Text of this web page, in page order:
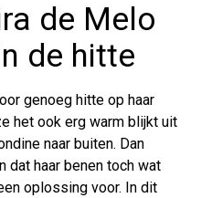
de Melo
de hitte
genoeg hitte op haar
het ook erg warm blijkt uit
naar buiten. Dan
dat haar benen toch wat
oplossing voor. In dit